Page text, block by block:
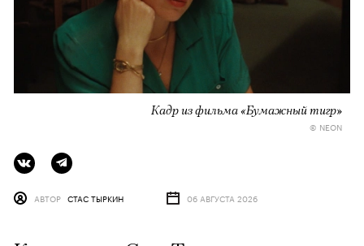
Кадр из фильма «Бумажный тигр»
© NEON
АВТОР СТАС ТЫРКИН 06 АВГУСТА 2026